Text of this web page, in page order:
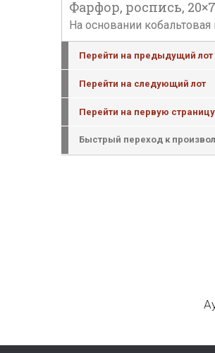
Фарфор, роспись,
На основании
Перейти на предыдущий лот
Перейти на следующий лот
Перейти на первую страницу
Быстрый переход к